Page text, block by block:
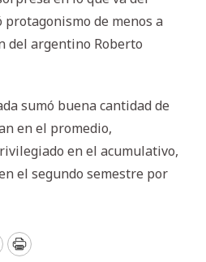
protagonismo de menos a
del argentino Roberto
sumó buena cantidad de
en el promedio,
en el acumulativo,
el segundo semestre por
Print